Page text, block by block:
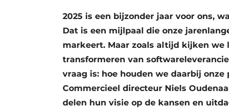
2025 is een bijzonder jaar voor ons,
Dat is een mijlpaal die onze
markeert. Maar zoals altijd kijken we
transformeren van
vraag is: hoe houden we daarbij
Commercieel directeur Niels
delen hun visie op de kansen en